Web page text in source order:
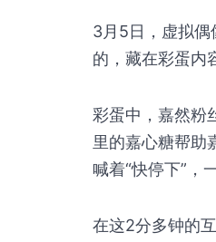
3月5日，虚拟偶
的，藏在彩蛋内
彩蛋中，嘉然粉
里的嘉心糖帮助
喊着“快停下”，
在这2分多钟的